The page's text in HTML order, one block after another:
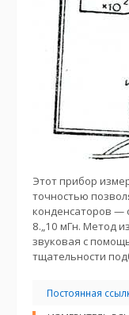
Этот прибор
точностью
конденсаторов —
8.„10 мГн. Метод
звуковая с
тщательности
Постоянная